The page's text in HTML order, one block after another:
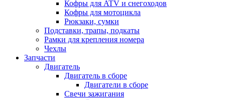
Кофры для ATV и снегоходов
Кофры для мотоцикла
Рюкзаки, сумки
Подставки, трапы, подкаты
Рамки для крепления номера
Чехлы
Запчасти
Двигатель
Двигатель в сборе
Двигатели в сборе
Свечи зажигания